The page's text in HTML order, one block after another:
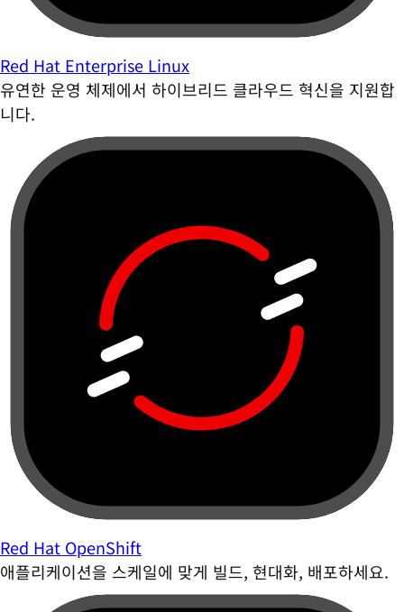
Red Hat Enterprise Linux
유연한 운영 체제에서 하이브리드 클라우드 혁신을 지원합
니다.
Red Hat OpenShift
애플리케이션을 스케일에 맞게 빌드, 현대화, 배포하세요.